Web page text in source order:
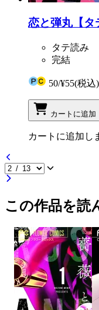
恋と弾丸【タ
タテ読み
完結
50/¥55(税込)
カートに追加
カートに追加し
この作品を読